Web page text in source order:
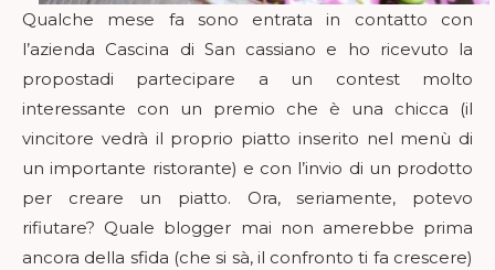
Qualche mese fa sono entrata in contatto con
l’azienda Cascina di San cassiano e ho ricevuto la
propostadi partecipare a un contest molto
interessante con un premio che è una chicca (il
vincitore vedrà il proprio piatto inserito nel menù di
un importante ristorante) e con l’invio di un prodotto
per creare un piatto. Ora, seriamente, potevo
rifiutare? Quale blogger mai non amerebbe prima
ancora della sfida (che si sà, il confronto ti fa crescere)